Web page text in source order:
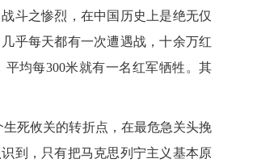
之惨烈，在中国历史上是绝无仅
乎每天都有一次遭遇战，十余万红
均每300米就有一名红军牺牲。其
死攸关的转折点，在最危急关头挽
到，只有把马克思列宁主义基本原